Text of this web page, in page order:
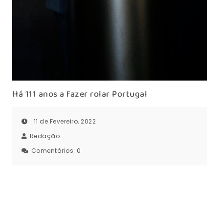
Há 111 anos a fazer rolar Portugal
: 11 de Fevereiro, 2022
Redação::
Comentários: 0